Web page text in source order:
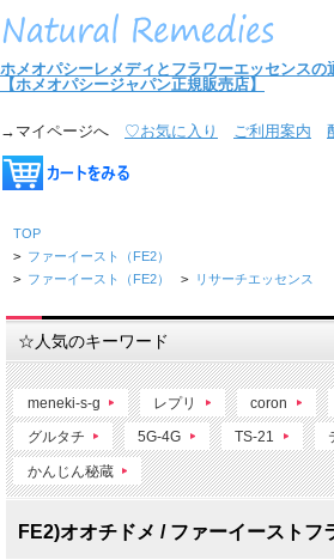
ホメオパシーレメディとフラワーエッセンスの
【ホメオパシージャパン正規販売店】
→マイページへ ♡お気に入り ご利用案内
TOP
> ファーイースト（FE2）
> ファーイースト（FE2） > リサーチエッセンス
☆人気のキーワード
meneki-s-g レプリ coron
グルタチ 5G-4G TS-21
かんじん秘蔵
FE2)オオチドメ / ファーイーストフ